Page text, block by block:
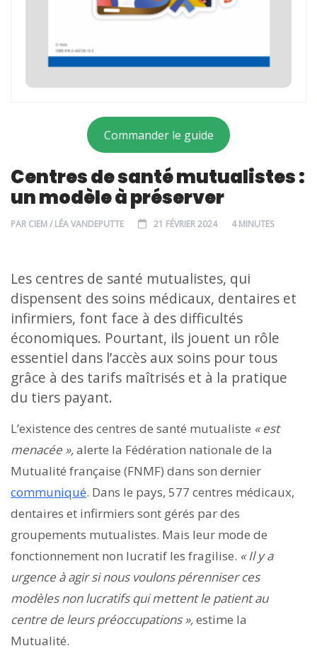
Commander le guide
Centres de santé mutualistes :
un modèle à préserver
PAR CIEM / LÉA VANDEPUTTE 21 FÉVRIER 2024 4 MINUTES
Les centres de santé mutualistes, qui
dispensent des soins médicaux, dentaires et
infirmiers, font face à des difficultés
économiques. Pourtant, ils jouent un rôle
essentiel dans l’accès aux soins pour tous
grâce à des tarifs maîtrisés et à la pratique
du tiers payant.
L’existence des centres de santé mutualiste « est
menacée »,alerte la Fédération nationale de la
Mutualité française (FNMF) dans son dernier
communiqué. Dans le pays, 577 centres médicaux,
dentaires et infirmiers sont gérés par des
groupements mutualistes. Mais leur mode de
fonctionnement non lucratif les fragilise. « Il y a
urgence à agir si nous voulons pérenniser ces
modèles non lucratifs qui mettent le patient au
centre de leurs préoccupations »,estime la
Mutualité.